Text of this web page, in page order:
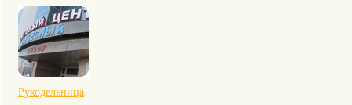
Рукодельница